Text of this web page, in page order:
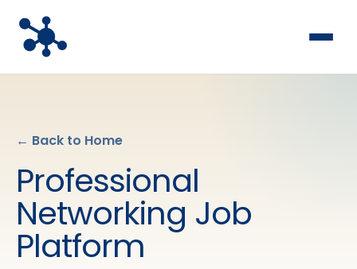
← Back to Home
Professional
Networking Job
Platform